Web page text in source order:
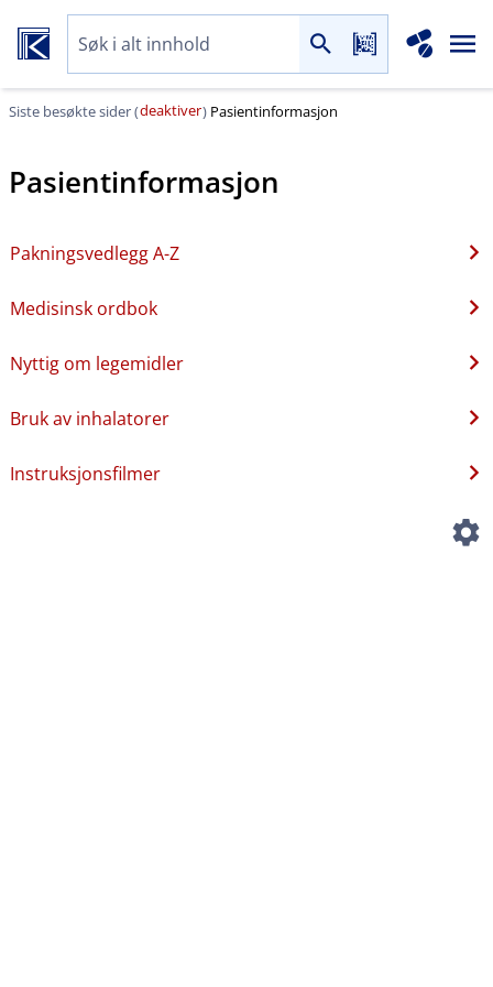
Siste besøkte sider (deaktiver) Pasientinformasjon
Pasientinformasjon
Pakningsvedlegg A-Z
Medisinsk ordbok
Nyttig om legemidler
Bruk av inhalatorer
Instruksjonsfilmer